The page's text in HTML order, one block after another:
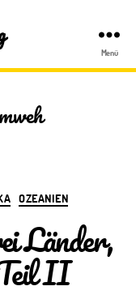
Menü
OZEANIEN
Länder,
II